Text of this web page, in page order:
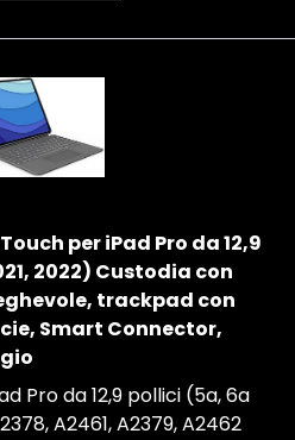
per iPad Pro da 12,9
2022) Custodia con
trackpad con
Smart Connector,
Pro da 12,9 pollici (5a, 6a
A2461, A2379, A2462